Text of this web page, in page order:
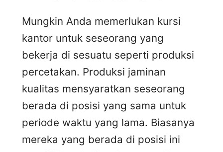
Mungkin Anda memerlukan kursi
kantor untuk seseorang yang
bekerja di sesuatu seperti produksi
percetakan. Produksi jaminan
kualitas mensyaratkan seseorang
berada di posisi yang sama untuk
periode waktu yang lama. Biasanya
mereka yang berada di posisi ini